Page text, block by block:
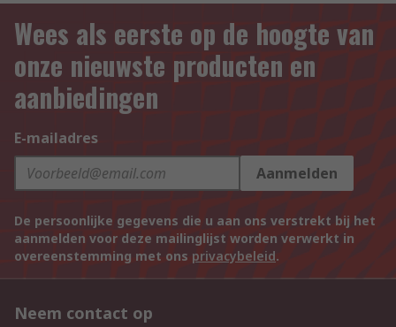
Wees als eerste op de hoogte van
onze nieuwste producten en
aanbiedingen
E-mailadres
Aanmelden
De persoonlijke gegevens die u aan ons verstrekt bij het
aanmelden voor deze mailinglijst worden verwerkt in
overeenstemming met ons privacybeleid.
Neem contact op